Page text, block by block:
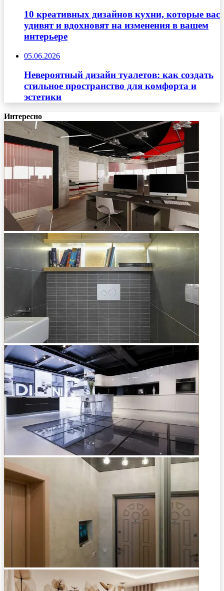
10 креативных дизайнов кухни, которые вас
удивят и вдохновят на изменения в вашем
интерьере
05.06.2026
Невероятный дизайн туалетов: как создать
стильное пространство для комфорта и
эстетики
Интересно